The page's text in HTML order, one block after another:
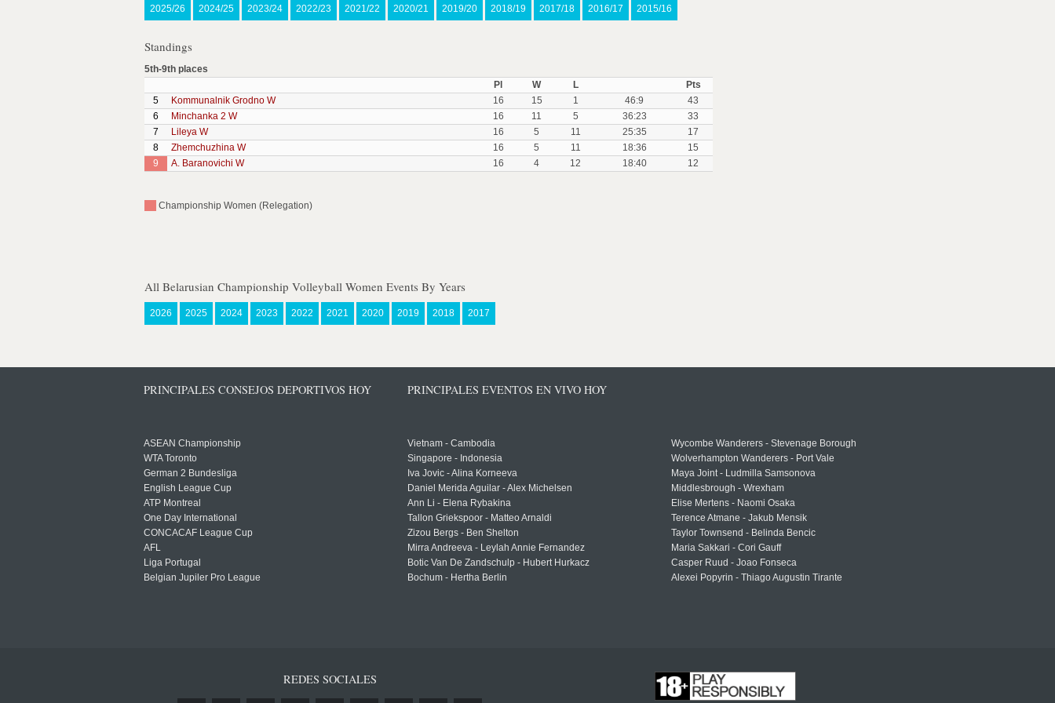
2025/26 2024/25 2023/24 2022/23 2021/22 2020/21 2019/20 2018/19 2017/18 2016/17 2015/16
Standings
5th-9th places
Pl
W L
Pts
5
Kommunalnik Grodno W 16 15 1 46:9
43
6
Minchanka 2 W 16 11 5 36:23
33
7
Lileya W 16 5 11 25:35
17
8
Zhemchuzhina W 16 5 11 18:36
15
9
A. Baranovichi W 16 4 12 18:40 12
Championship Women (Relegation)
All Belarusian Championship Volleyball Women Events By Years
2026 2025 2024 2023 2022 2021 2020 2019 2018 2017
PRINCIPALES CONSEJOS DEPORTIVOS HOY
ASEAN Championship
WTA Toronto
German 2 Bundesliga
English League Cup
ATP Montreal
One Day International
CONCACAF League Cup
AFL
Liga Portugal
Belgian Jupiler Pro League
PRINCIPALES EVENTOS EN VIVO HOY
Vietnam - Cambodia
Singapore - Indonesia
Iva Jovic - Alina Korneeva
Daniel Merida Aguilar - Alex Michelsen
Ann Li - Elena Rybakina
Tallon Griekspoor - Matteo Arnaldi
Zizou Bergs - Ben Shelton
Mirra Andreeva - Leylah Annie Fernandez
Botic Van De Zandschulp - Hubert Hurkacz
Bochum - Hertha Berlin
Wycombe Wanderers - Stevenage Borough
Wolverhampton Wanderers - Port Vale
Maya Joint - Ludmilla Samsonova
Middlesbrough - Wrexham
Elise Mertens - Naomi Osaka
Terence Atmane - Jakub Mensik
Taylor Townsend - Belinda Bencic
Maria Sakkari - Cori Gauff
Casper Ruud - Joao Fonseca
Alexei Popyrin - Thiago Augustin Tirante
REDES SOCIALES